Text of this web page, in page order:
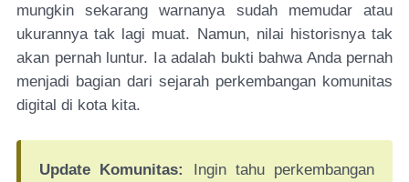
mungkin sekarang warnanya sudah memudar atau
ukurannya tak lagi muat. Namun, nilai historisnya tak
akan pernah luntur. Ia adalah bukti bahwa Anda pernah
menjadi bagian dari sejarah perkembangan komunitas
digital di kota kita.
Update Komunitas:
Ingin tahu perkembangan